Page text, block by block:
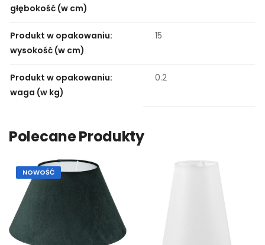
głębokość (w cm)
Produkt w opakowaniu:
wysokość (w cm)
15
Produkt w opakowaniu:
waga (w kg)
0.2
Polecane Produkty
NOWOŚĆ